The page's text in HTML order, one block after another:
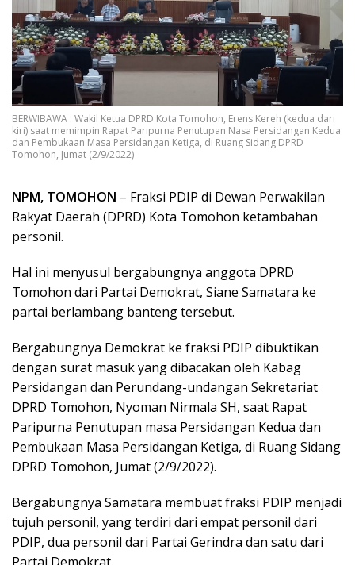
BERWIBAWA : Wakil Ketua DPRD Kota Tomohon, Erens Kereh (kedua dari
kiri) saat memimpin Rapat Paripurna Penutupan Nasa Persidangan Kedua
dan Pembukaan Masa Persidangan Ketiga, di Ruang Sidang DPRD
Tomohon, Jumat (2/9/2022)
NPM, TOMOHON – Fraksi PDIP di Dewan Perwakilan
Rakyat Daerah (DPRD) Kota Tomohon ketambahan
personil.
Hal ini menyusul bergabungnya anggota DPRD
Tomohon dari Partai Demokrat, Siane Samatara ke
partai berlambang banteng tersebut.
Bergabungnya Demokrat ke fraksi PDIP dibuktikan
dengan surat masuk yang dibacakan oleh Kabag
Persidangan dan Perundang-undangan Sekretariat
DPRD Tomohon, Nyoman Nirmala SH, saat Rapat
Paripurna Penutupan masa Persidangan Kedua dan
Pembukaan Masa Persidangan Ketiga, di Ruang Sidang
DPRD Tomohon, Jumat (2/9/2022).
Bergabungnya Samatara membuat fraksi PDIP menjadi
tujuh personil, yang terdiri dari empat personil dari
PDIP, dua personil dari Partai Gerindra dan satu dari